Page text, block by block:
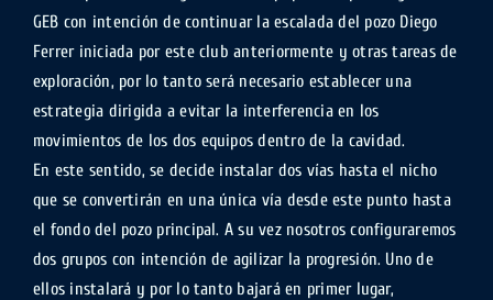
GEB con intención de continuar la escalada del pozo Diego
Ferrer iniciada por este club anteriormente y otras tareas de
exploración, por lo tanto será necesario establecer una
estrategia dirigida a evitar la interferencia en los
movimientos de los dos equipos dentro de la cavidad.
En este sentido, se decide instalar dos vías hasta el nicho
que se convertirán en una única vía desde este punto hasta
el fondo del pozo principal. A su vez nosotros configuraremos
dos grupos con intención de agilizar la progresión. Uno de
ellos instalará y por lo tanto bajará en primer lugar,